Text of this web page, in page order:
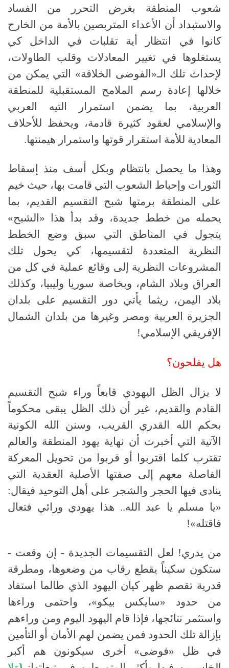
شعوب المنطقة بغرض التحرر من الفساد
والاستبداد أن الأعداء المتربصين بالأمة من الخارج
كانوا في انتظار أية تقلبات في الداخل كي
يستغلوها في تغيير المعادلات وقلب الطاولات،
لإحداث تلك الـ« الفوضى الخلاقة»
التي يمكن من
خلالها إعادة رسم الملامح المستقبلية للمنطقة
العربية، بما يضمن استمرار التيه العربي
والإسلامي لعقود كثيرة قادمة، ويحفظ للأحلاف
المعادية للأمة استقرار قوتها واستمرار هيمنتها.
وهذا ما يحصل بانتظام وبكل أسف منذ إسقاط
الثورات وإحباط الشعوب التي قامت بها، حيث خيم
على المنطقة برمتها شبح التقسيم القديم، بما
يحمله من خطط جديدة، وقد بدأ هذا « الشبح»
يتجول في المناطق التي سبق وضع الخطط
النظرية المتعددة لتقسيمها، كي يحول تلك
المشروعات النظرية إلى وقائع عملية في كل من
العراق وبلاد الشام، وبخاصة سوريا وليبيا، وكذلك
بلاد اليمن، ريثما يأتي دور التقسيم على بلدان
الجزيرة العربية ومصر وغيرها من بلدان الشمال
الإفريقي الإسلامي!
هل يفلحون؟
لا يزال الظل اليهودي قابعاً وراء شبح التقسيم
القادم والقديم، غير أن ذلك الظل يبقى محكوماً
بحكم الله القدري القريب، وسنن الله الكونية
الآتية التي أخبرت أن نهاية يهود المنطقة والعالم
تقترب كلما اقتربوا أو قربوا من تحويل المعركة
الفاصلة معهم إلى صفتها الأصلية العقدية التي
ينادى فيها الحجر والشجر على أهل التوحيد فيقال:
«يا مسلم يا عبد الله.. هذا يهودي ورائي فتعال
فاقتله»!
من يدري! لعل التقسيمات الجديدة - إن وقعت -
ستكون سكيناً يقطع رقاب من وضعوها، ومطرقة
قدرية تقصم ظهر كيان اليهود الذي طالما استفاد
من حدود «سايكس بيكو»، واحتمى وراءها
واستثمر نتائجها، فإذا قام اليهود اليوم ومن وراءهم
بإزالة تلك الحدود فمن يضمن لهم الأمان أو التأمين
في ظل «فوضى»
أخرى سيكونون هم أكبر